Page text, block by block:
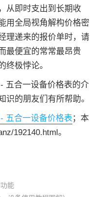
从即时支出到长期收
用全局视角解构价格密
理递来的报价单时，请
最便宜的常常最昂贵
极悖论。
五合一设备价格表的介
识的朋友们有所帮助。
五合一设备价格表 ；本
192140.html。
能